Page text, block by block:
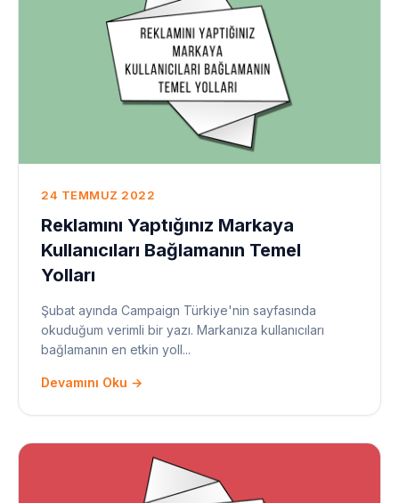
24 TEMMUZ 2022
Reklamını Yaptığınız Markaya
Kullanıcıları Bağlamanın Temel
Yolları
Şubat ayında Campaign Türkiye'nin sayfasında
okuduğum verimli bir yazı. Markanıza kullanıcıları
bağlamanın en etkin yoll...
Devamını Oku →